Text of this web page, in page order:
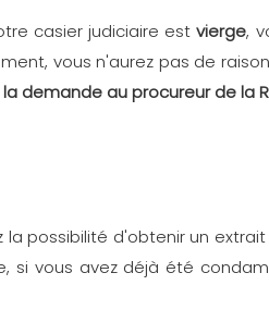
casier judiciaire estvierge,
vous n'aurez pas de
demande au procureur de la
la possibilité d'obtenir un
si vous avez déjà été